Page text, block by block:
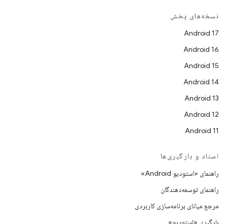
نسخه‌های پخش
Android 17
Android 16
Android 15
Android 14
Android 13
Android 12
Android 11
اسناد و بارگیری‌ها
راهنمای «استودیو Android»
راهنمای توسعه‌دهندگان
مرجع میانای برنامه‌سازی کاربردی
بارگیری «استودیو»